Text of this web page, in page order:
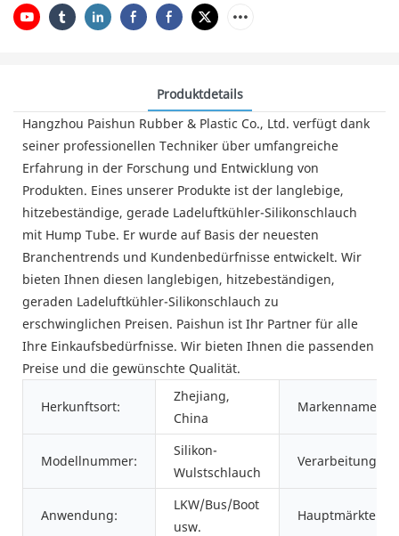
Produktdetails
Hangzhou Paishun Rubber & Plastic Co., Ltd. verfügt dank
seiner professionellen Techniker über umfangreiche
Erfahrung in der Forschung und Entwicklung von
Produkten. Eines unserer Produkte ist der langlebige,
hitzebeständige, gerade Ladeluftkühler-Silikonschlauch
mit Hump Tube. Er wurde auf Basis der neuesten
Branchentrends und Kundenbedürfnisse entwickelt. Wir
bieten Ihnen diesen langlebigen, hitzebeständigen,
geraden Ladeluftkühler-Silikonschlauch zu
erschwinglichen Preisen. Paishun ist Ihr Partner für alle
Ihre Einkaufsbedürfnisse. Wir bieten Ihnen die passenden
Preise und die gewünschte Qualität.
Herkunftsort:
Zhejiang,
China
Markenname:
Modellnummer:
Silikon-
Wulstschlauch
Anwendung:
LKW/Bus/Boot
usw.
Hauptmärkte: